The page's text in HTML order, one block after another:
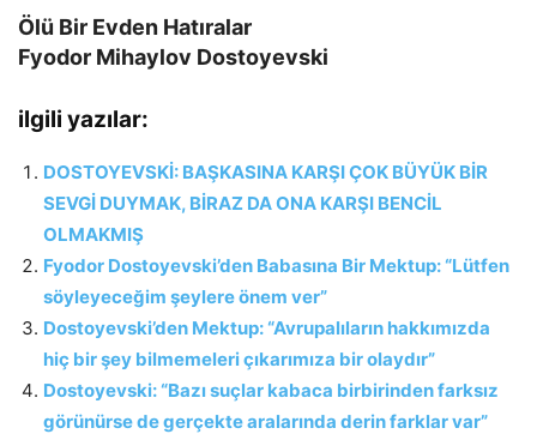
Ölü Bir Evden Hatıralar
Fyodor Mihaylov Dostoyevski
ilgili yazılar:
DOSTOYEVSKİ: BAŞKASINA KARŞI ÇOK BÜYÜK BİR
SEVGİ DUYMAK, BİRAZ DA ONA KARŞI BENCİL
OLMAKMIŞ
Fyodor Dostoyevski’den Babasına Bir Mektup: “Lütfen
söyleyeceğim şeylere önem ver”
Dostoyevski’den Mektup: “Avrupalıların hakkımızda
hiç bir şey bilmemeleri çıkarımıza bir olaydır”
Dostoyevski: “Bazı suçlar kabaca birbirinden farksız
görünürse de gerçekte aralarında derin farklar var”